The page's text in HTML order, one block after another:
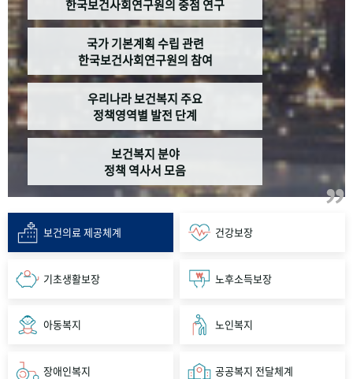
한국보건사회연구원의 중점 연구
국가 기본계획 수립 관련
한국보건사회연구원의 참여
우리나라 보건복지 주요
정책영역별 발전 단계
보건복지 분야
정책 역사서 모음
보건의료 제공체계 건강보장
기초생활보장 노후소득보장
아동복지 노인복지
장애인복지 공공복지 전달체계